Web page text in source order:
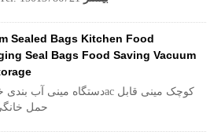
Sealed Bags Kitchen Food
Seal Bags Food Saving Vacuum
حمل